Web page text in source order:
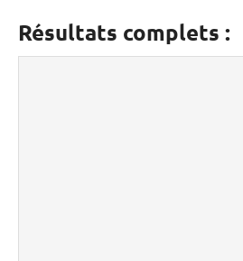
Résultats complets :